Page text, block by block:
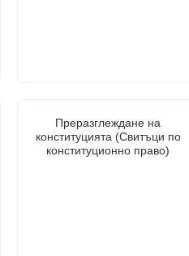
Преразглеждане на
конституцията (Свитъци по
конституционно право)